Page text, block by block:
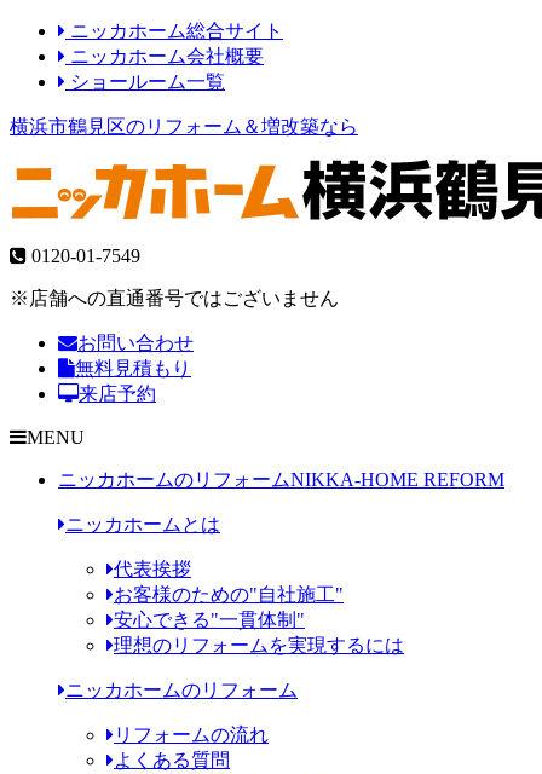
ニッカホーム総合サイト
ニッカホーム会社概要
ショールーム一覧
横浜市鶴見区のリフォーム＆増改築なら
0120-01-7549
※店舗への直通番号ではございません
お問い合わせ
無料見積もり
来店予約
MENU
ニッカホームのリフォームNIKKA-HOME REFORM
ニッカホームとは
代表挨拶
お客様のための"自社施工"
安心できる"一貫体制"
理想のリフォームを実現するには
ニッカホームのリフォーム
リフォームの流れ
よくある質問